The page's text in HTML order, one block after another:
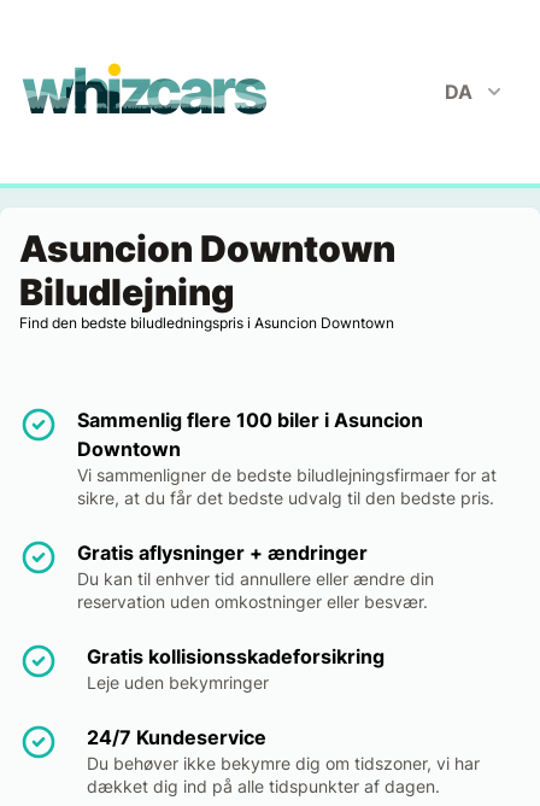
whizcars.com
DA
Asuncion Downtown
Biludlejning
Find den bedste biludledningspris i Asuncion Downtown
Sammenlig flere 100 biler i Asuncion
Downtown
Vi sammenligner de bedste biludlejningsfirmaer for at
sikre, at du får det bedste udvalg til den bedste pris.
Gratis aflysninger + ændringer
Du kan til enhver tid annullere eller ændre din
reservation uden omkostninger eller besvær.
Gratis kollisionsskadeforsikring
Leje uden bekymringer
24/7 Kundeservice
Du behøver ikke bekymre dig om tidszoner, vi har
dækket dig ind på alle tidspunkter af dagen.